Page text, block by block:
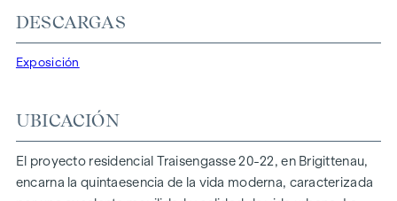
En Traisengasse 20-22, la estética y la funcionalidad se
combinan en cada unidad residencial. Con planos
el mundo encontrará aquí su espacio vital ideal. Los suelos
de parqué de roble y las elegantes baldosas de marca
realzan el interior, mientras que la calefacción por suelo
radiante, alimentada por calefacción urbana respetuosa con
DESCARGAS
Exposición
UBICACIÓN
El proyecto residencial Traisengasse 20-22, en Brigittenau,
encarna la quintaesencia de la vida moderna, caracterizada